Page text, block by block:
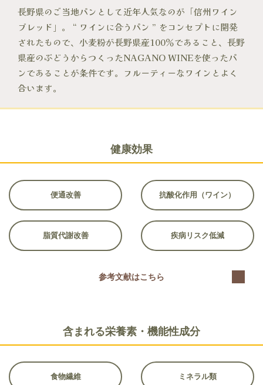
長野県のご当地パンとして近年人気なのが「信州ワイン
ブレッド」。 “ ワインに合うパン ” をコンセプトに開発
されたもので、小麦粉が長野県産100％であること、長野
県産のぶどうからつくったNAGANO WINEを使ったパ
ンであることが条件です。フルーティーなワインとよく
合います。
健康効果
便通改善 抗酸化作用（ワイン）
脂質代謝改善 疾病リスク低減
参考文献はこちら
含まれる栄養素・機能性成分
食物繊維 ミネラル類